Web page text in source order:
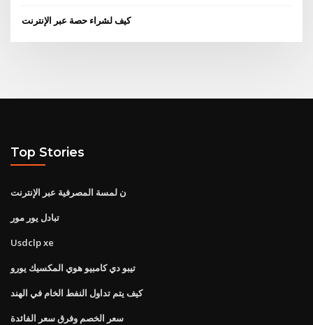
كيف لشراء حصة عبر الإنترنت
Top Stories
ن لمسة المصرفية عبر الإنترنت
تبادل يور مور
Usdclp xe
تيبو دي كامبيو هوي المكسيك يورو
كيف يتم تداول النفط الخام في الهند
سعر الخصم وفرق سعر الفائدة